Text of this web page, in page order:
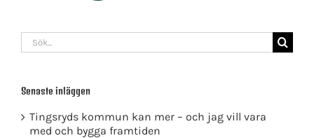
Sök
efter:
Senaste inläggen
Tingsryds kommun kan mer – och jag vill vara
med och bygga framtiden